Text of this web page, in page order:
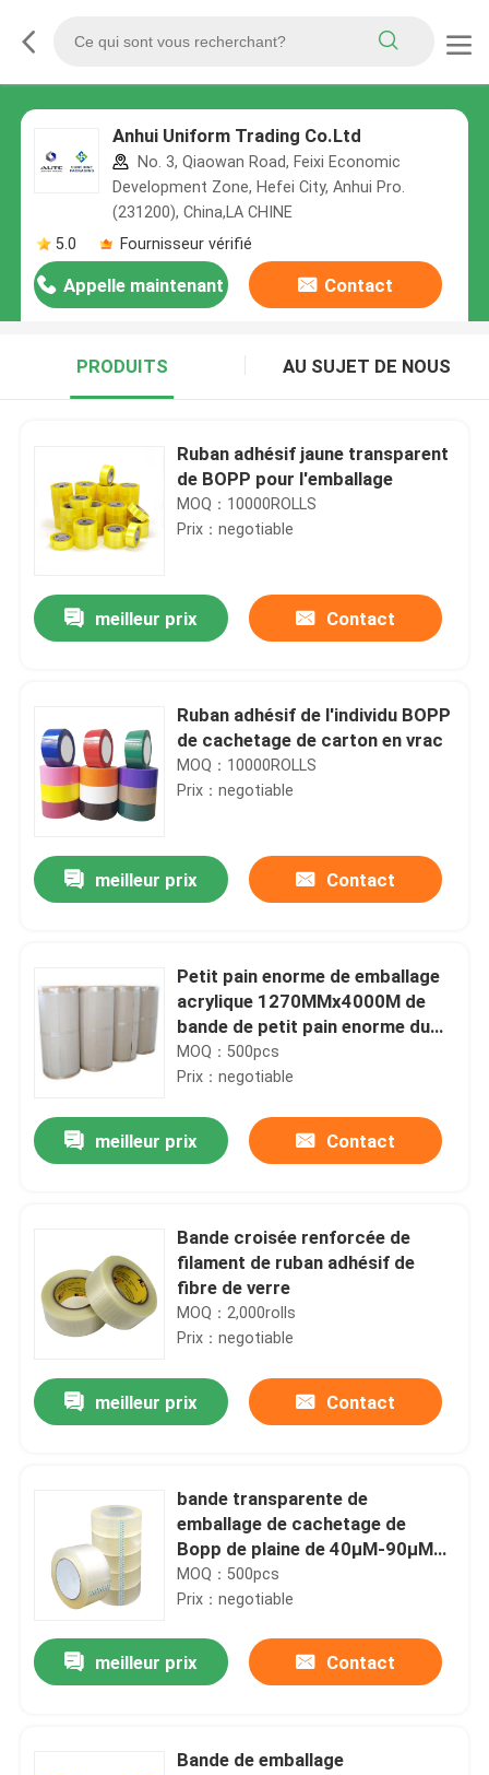
Anhui Uniform Trading Co.Ltd
No. 3, Qiaowan Road, Feixi Economic
Development Zone, Hefei City, Anhui Pro.
(231200), China,LA CHINE
5.0
Fournisseur vérifié
Appelle maintenant Contact
PRODUITS AU SUJET DE NOUS
Ruban adhésif jaune transparent
de BOPP pour l'emballage
MOQ：10000ROLLS
Prix：negotiable
meilleur prix Contact
Ruban adhésif de l'individu BOPP
de cachetage de carton en vrac
MOQ：10000ROLLS
Prix：negotiable
meilleur prix Contact
Petit pain enorme de emballage
acrylique 1270MMx4000M de
bande de petit pain enorme du
film à base d'eau BOPP de bande
MOQ：500pcs
Prix：negotiable
meilleur prix Contact
Bande croisée renforcée de
filament de ruban adhésif de
fibre de verre
MOQ：2,000rolls
Prix：negotiable
meilleur prix Contact
bande transparente de
emballage de cachetage de
Bopp de plaine de 40μM-90μM
Bopp /Opp
MOQ：500pcs
Prix：negotiable
meilleur prix Contact
Bande de emballage